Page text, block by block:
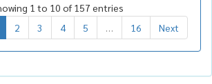
1 to 10 of 157 entries
2 3 4 5 16 Next